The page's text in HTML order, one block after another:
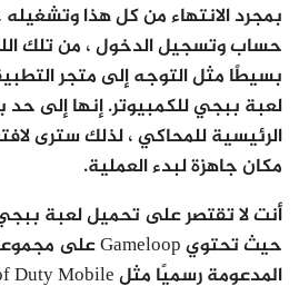
بمجرد الانتهاء من كل هذا
حساب وتسجيل الدخول ، من تلك
بسيطًا مثل التوجه إلى متجر
لعبة ببجي للكمبيوتر. إنها إلى حد
الرئيسية للمحاكي ، لذلك سترى
مكان جاهزة لبدء العملية.
أنت لا تقتصر على تحميل لعبة